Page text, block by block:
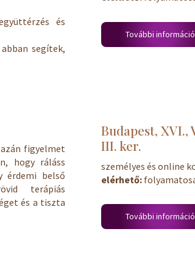
és
segítek,
További
figyelmet
hogy ráláss
érdemi belső
terápiás
és a tiszta
Budapest, XVI.,
III. ker.
személyes és online
elérhető:
További